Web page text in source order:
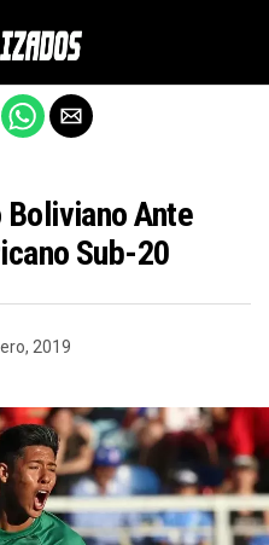
Ante
Sub-20
2019
móvil